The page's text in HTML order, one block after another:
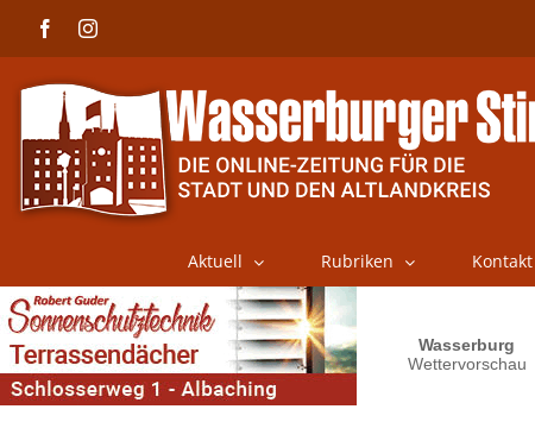
FacebookInstagram
Aktuell Rubriken Kontakt